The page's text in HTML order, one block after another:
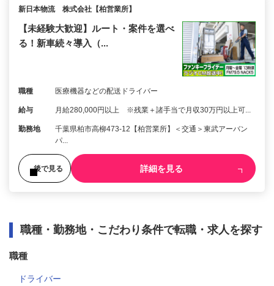
新日本物流 株式会社【柏営業所】
【未経験大歓迎】ルート・案件を選べ
る！新車続々導入（...
職種 医療機器などの配送ドライバー
給与 月給280,000円以上 ※残業＋諸手当で月収30万円以上可...
勤務地
千葉県柏市高柳473-12【柏営業所】＜交通＞東武アーバン
パ...
後で見る 詳細を見る
職種・勤務地・こだわり条件で転職・求人を探す
職種
ドライバー